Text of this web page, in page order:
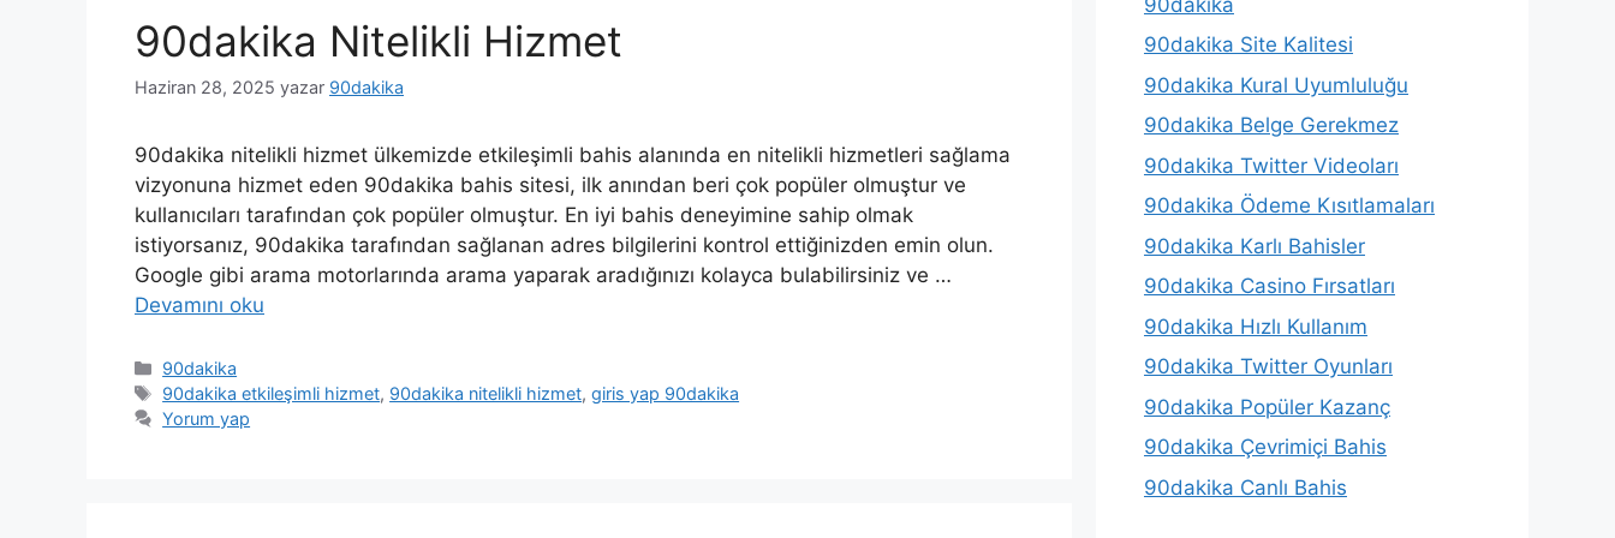
90dakika Nitelikli Hizmet
Haziran 28, 2025 yazar 90dakika
90dakika nitelikli hizmet ülkemizde etkileşimli bahis alanında en nitelikli hizmetleri sağlama
vizyonuna hizmet eden 90dakika bahis sitesi, ilk anından beri çok popüler olmuştur ve
kullanıcıları tarafından çok popüler olmuştur. En iyi bahis deneyimine sahip olmak
istiyorsanız, 90dakika tarafından sağlanan adres bilgilerini kontrol ettiğinizden emin olun.
Google gibi arama motorlarında arama yaparak aradığınızı kolayca bulabilirsiniz ve …
Devamını oku
Kategoriler
90dakika
Etiketler
90dakika etkileşimli hizmet, 90dakika nitelikli hizmet,giris yap 90dakika
Yorum yap
90dakika Site Kalitesi
90dakika Kural Uyumluluğu
90dakika Belge Gerekmez
90dakika Twitter Videoları
90dakika Ödeme Kısıtlamaları
90dakika Karlı Bahisler
90dakika Casino Fırsatları
90dakika Hızlı Kullanım
90dakika Twitter Oyunları
90dakika Popüler Kazanç
90dakika Çevrimiçi Bahis
90dakika Canlı Bahis